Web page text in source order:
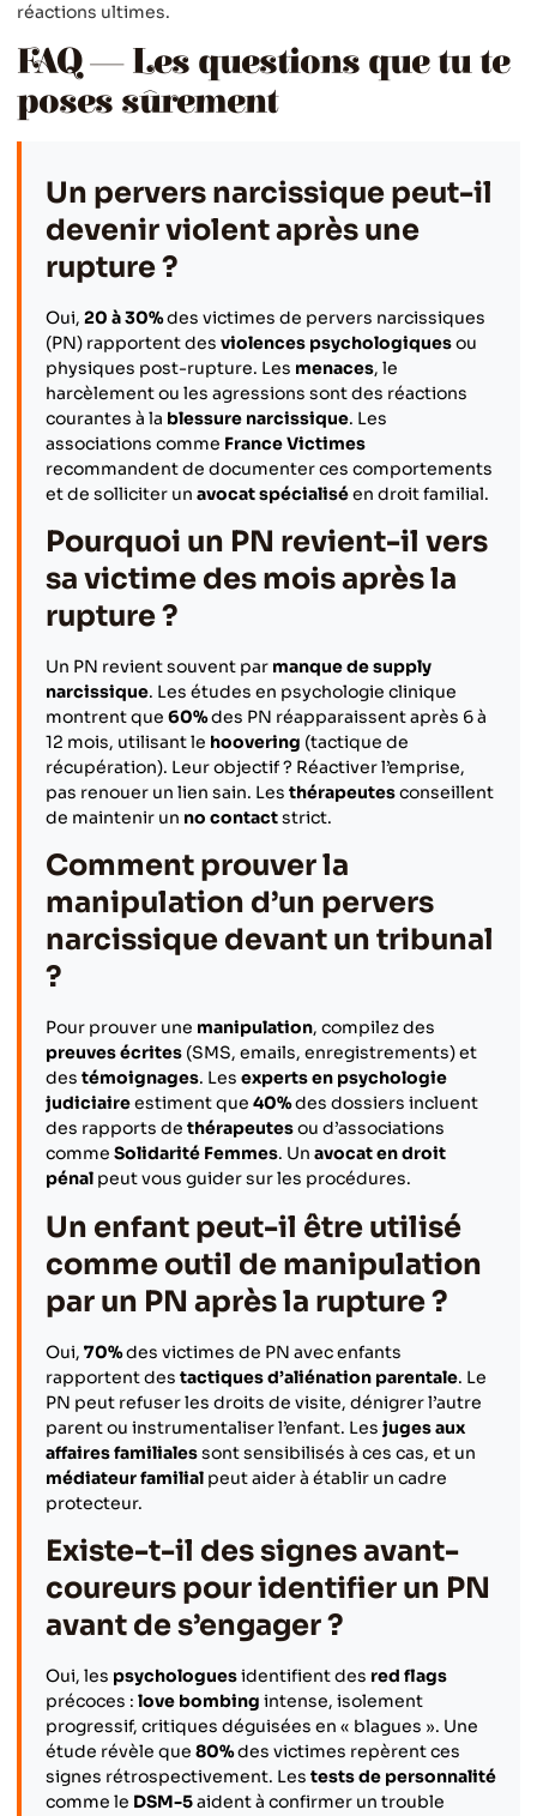
réactions ultimes.
FAQ — Les questions que tu te
poses sûrement
Un pervers narcissique peut-il
devenir violent après une
rupture ?
Oui, 20 à 30%des victimes de pervers narcissiques
(PN) rapportent des violences psychologiquesou
physiques post-rupture. Les menaces, le
harcèlement ou les agressions sont des réactions
courantes à la blessure narcissique. Les
associations comme France Victimes
recommandent de documenter ces comportements
et de solliciter un avocat spécialiséen droit familial.
Pourquoi un PN revient-il vers
sa victime des mois après la
rupture ?
Un PN revient souvent par manque de supply
narcissique. Les études en psychologie clinique
montrent que 60%des PN réapparaissent après 6 à
12 mois, utilisant le hoovering (tactique de
récupération). Leur objectif ? Réactiver l’emprise,
pas renouer un lien sain. Les thérapeutesconseillent
de maintenir un no contactstrict.
Comment prouver la
manipulation d’un pervers
narcissique devant un tribunal
?
Pour prouver une manipulation, compilez des
preuves écrites (SMS, emails, enregistrements) et
des témoignages. Les experts en psychologie
judiciaireestiment que 40%des dossiers incluent
des rapports de thérapeutesou d’associations
comme Solidarité Femmes. Un avocat en droit
pénal peut vous guider sur les procédures.
Un enfant peut-il être utilisé
comme outil de manipulation
par un PN après la rupture ?
Oui, 70%des victimes de PN avec enfants
rapportent des tactiques d’aliénation parentale. Le
PN peut refuser les droits de visite, dénigrer l’autre
parent ou instrumentaliser l’enfant. Les juges aux
affaires familialessont sensibilisés à ces cas, et un
médiateur familial peut aider à établir un cadre
protecteur.
Existe-t-il des signes avant-
coureurs pour identifier un PN
avant de s’engager ?
Oui, les psychologuesidentifient des red flags
précoces : love bombing intense, isolement
progressif, critiques déguisées en « blagues ». Une
étude révèle que 80%des victimes repèrent ces
signes rétrospectivement. Les tests de personnalité
comme le DSM-5aident à confirmer un trouble